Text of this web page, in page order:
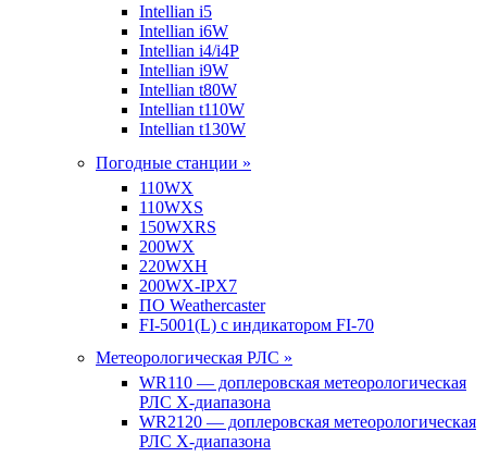
Intellian i5
Intellian i6W
Intellian i4/i4P
Intellian i9W
Intellian t80W
Intellian t110W
Intellian t130W
Погодные станции »
110WX
110WXS
150WXRS
200WX
220WXH
200WX-IPX7
ПО Weathercaster
FI-5001(L) с индикатором FI-70
Метеорологическая РЛС »
WR110 — доплеровская метеорологическая
РЛС X-диапазона
WR2120 — доплеровская метеорологическая
РЛС X-диапазона